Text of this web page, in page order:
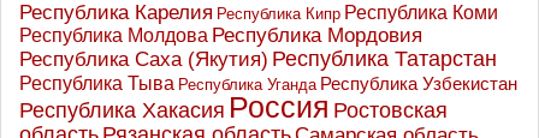
Республика Карелия Республика Кипр Республика Коми
Республика Молдова Республика Мордовия
Республика Саха (Якутия) Республика Татарстан
Республика Тыва Республика Уганда Республика Узбекистан
Республика Хакасия Россия Ростовская